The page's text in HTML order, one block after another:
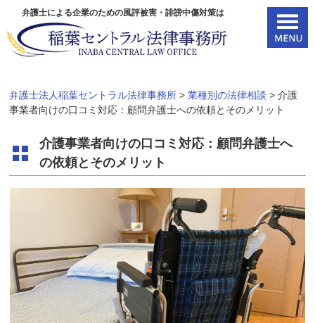
弁護士による企業のための風評被害・誹謗中傷対策は
弁護士法人稲葉セントラル法律事務所 >業種別の法律相談 >介護
事業者向けの口コミ対応：顧問弁護士への依頼とそのメリット
介護事業者向けの口コミ対応：顧問弁護士へ
の依頼とそのメリット